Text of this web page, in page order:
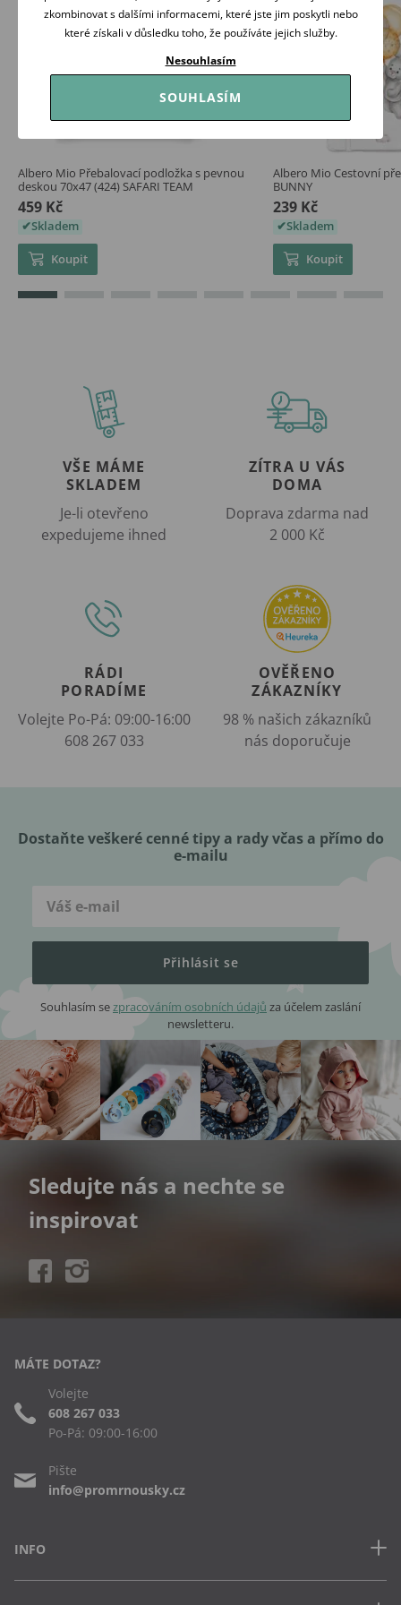
Albero Mio Přebalovací podložka s pevnou
deskou 70x47 (424) SAFARI TEAM
459 Kč
Skladem
Koupit
Albero Mio Cestovní
BUNNY
239 Kč
Skladem
Koupit
VŠE MÁME
SKLADEM
Je-li otevřeno
expedujeme ihned
ZÍTRA U VÁS
DOMA
Doprava zdarma nad
2 000 Kč
RÁDI
PORADÍME
Volejte Po-Pá: 09:00-16:00
608 267 033
OVĚŘENO
ZÁKAZNÍKY
98 % našich zákazníků
nás doporučuje
Dostaňte veškeré cenné tipy a rady včas a přímo do
e-mailu
Přihlásit se
Souhlasím sezpracováním osobních údajů za účelem zaslání
newsletteru.
Sledujte nás a nechte se
inspirovat
INFO
MÁTE DOTAZ?
Volejte
608 267 033
Po-Pá: 09:00-16:00
Pište
info@promrnousky.cz
zkombinovat s dalšími informacemi, které jste jim poskytli nebo
které získali v důsledku toho, že používáte jejich služby.
Nesouhlasím
SOUHLASÍM